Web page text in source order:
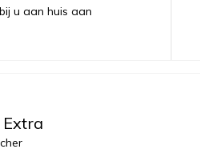
u aan huis aan
Extra